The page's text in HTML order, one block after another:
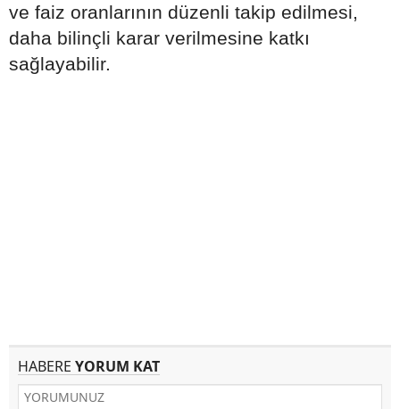
ve faiz oranlarının düzenli takip edilmesi,
daha bilinçli karar verilmesine katkı
sağlayabilir.
HABERE YORUM KAT